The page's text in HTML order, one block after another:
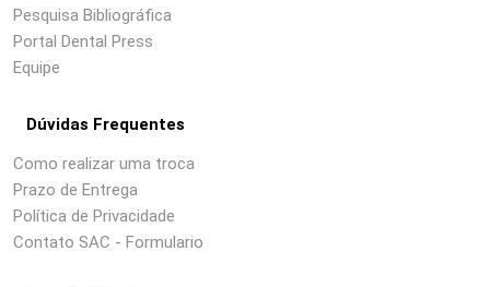
Pesquisa Bibliográfica
Portal Dental Press
Equipe
Dúvidas Frequentes
Como realizar uma troca
Prazo de Entrega
Política de Privacidade
Contato SAC - Formulario